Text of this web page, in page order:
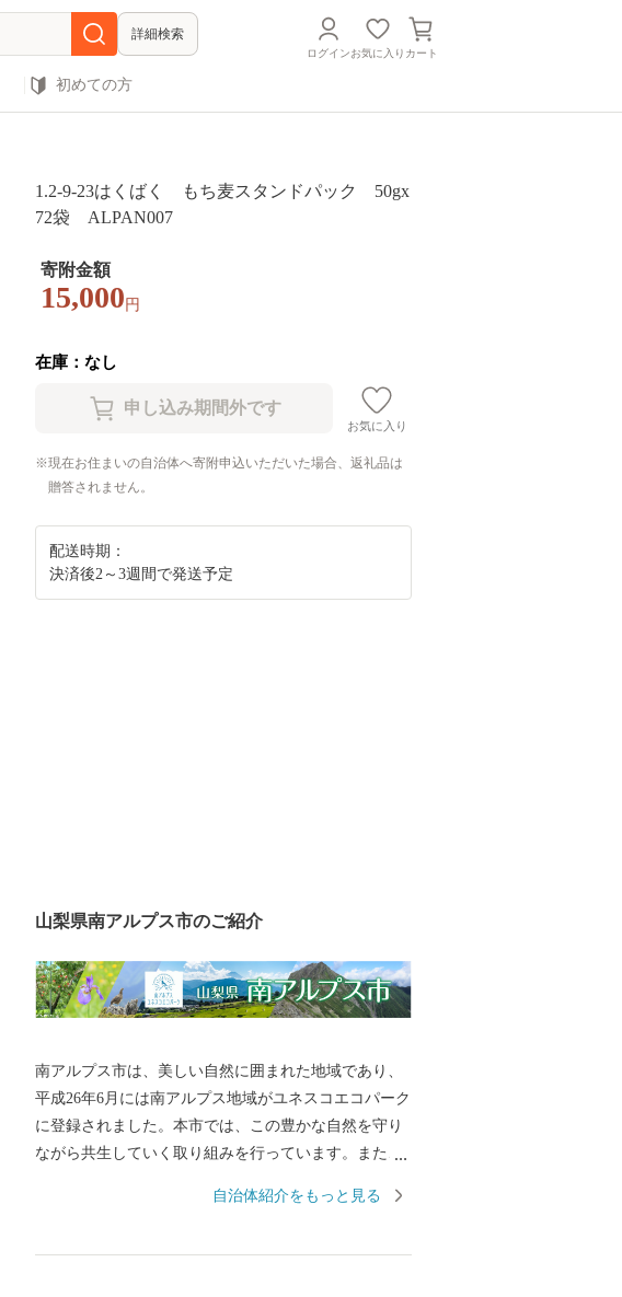
詳細検索
ログインお気に入り カート
初めての方
1.2-9-23はくばく もち麦スタンドパック 50gx
72袋 ALPAN007
寄附金額
15,000 円
在庫：なし
お気に入り
現在お住まいの自治体へ寄附申込いただいた場合、返礼品は
贈答されません。
配送時期：
決済後2～3週間で発送予定
山梨県南アルプス市のご紹介
南アルプス市は、美しい自然に囲まれた地域であり、
平成26年6月には南アルプス地域がユネスコエコパーク
に登録されました。本市では、この豊かな自然を守り
ながら共生していく取り組みを行っています。また、
地では果樹栽培が盛んに営まれ、春から秋にかけてた
自治体紹介をもっと見る